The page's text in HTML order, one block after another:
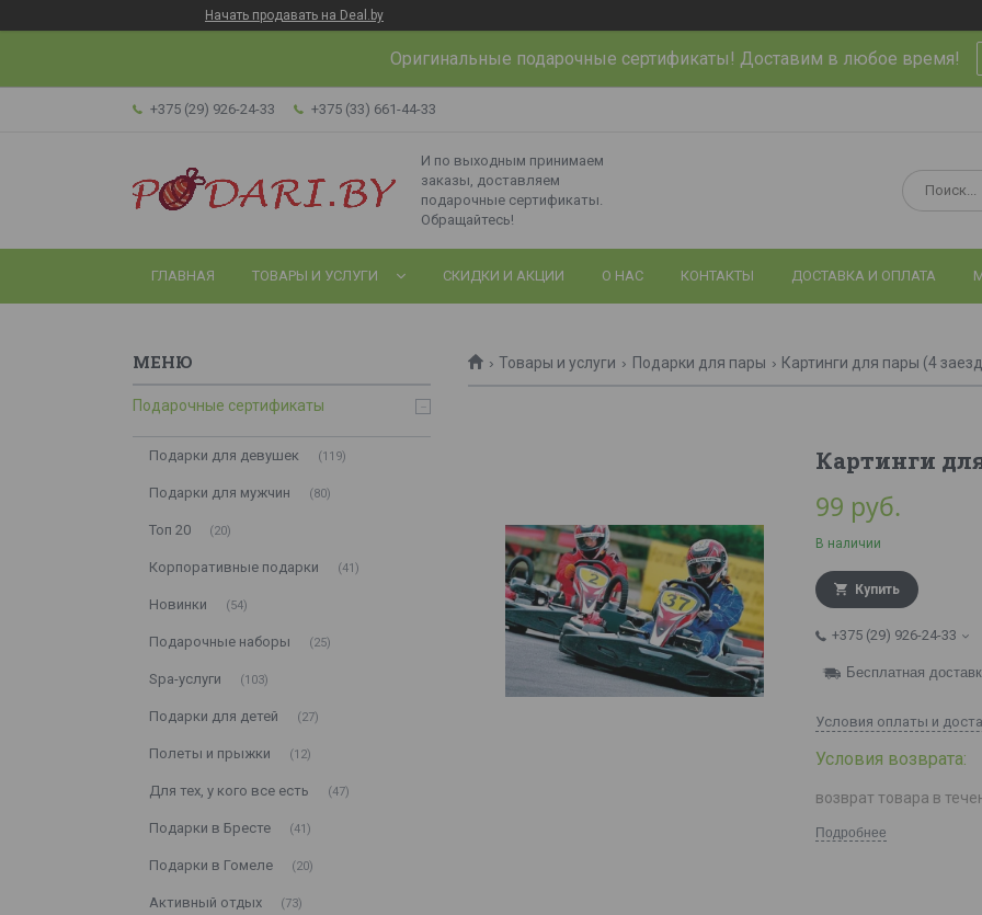
Начать продавать на Deal.by
Оригинальные подарочные сертификаты! Доставим в любое время!
+375 (29) 926-24-33 +375 (33) 661-44-33
И по выходным принимаем
заказы, доставляем
подарочные сертификаты.
Обращайтесь!
ГЛАВНАЯ ТОВАРЫ И УСЛУГИ СКИДКИ И АКЦИИ О НАС КОНТАКТЫ ДОСТАВКА И ОПЛАТА
Товары и услуги Подарки для пары Картинги для пары (4
Картинги
99 руб.
В наличии
Купить
+375 (29) 926-24-33
Бесплатная
Условия оплаты и
возврат товара в
Подробнее
Подарочные сертификаты
Подарки для девушек 119
Подарки для мужчин 80
Топ 20 20
Корпоративные подарки 41
Новинки 54
Подарочные наборы 25
Spa-услуги 103
Подарки для детей 27
Полеты и прыжки 12
Для тех, у кого все есть 47
Подарки в Бресте 41
Подарки в Гомеле 20
Активный отдых 73